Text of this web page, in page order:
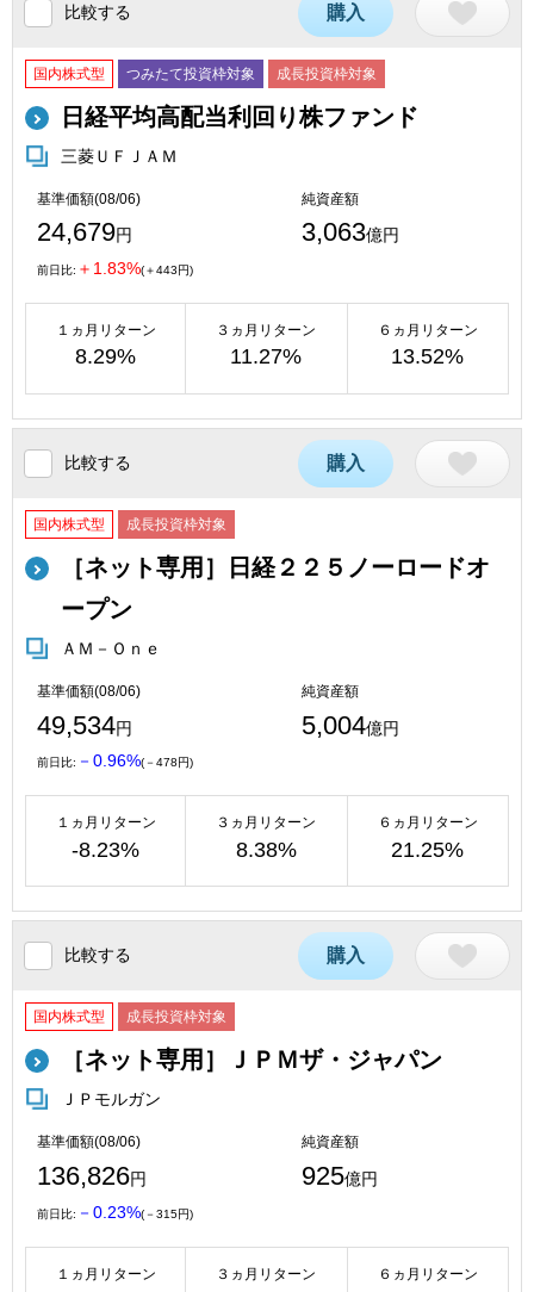
比較する 購入
国内株式型 つみたて投資枠対象 成長投資枠対象
日経平均高配当利回り株ファンド
三菱ＵＦＪＡＭ
基準価額(08/06)
24,679円
純資産額
3,063億円
前日比: ＋1.83%(＋443円)
１ヵ月リターン
8.29%
３ヵ月リターン
11.27%
６ヵ月リターン
13.52%
比較する 購入
国内株式型 成長投資枠対象
［ネット専用］日経２２５ノーロードオ
ープン
ＡＭ－Ｏｎｅ
基準価額(08/06)
49,534円
純資産額
5,004億円
前日比: －0.96%(－478円)
１ヵ月リターン
-8.23%
３ヵ月リターン
8.38%
６ヵ月リターン
21.25%
比較する 購入
国内株式型 成長投資枠対象
［ネット専用］ＪＰＭザ・ジャパン
ＪＰモルガン
基準価額(08/06)
136,826円
純資産額
925億円
前日比: －0.23%(－315円)
１ヵ月リターン ３ヵ月リターン ６ヵ月リターン